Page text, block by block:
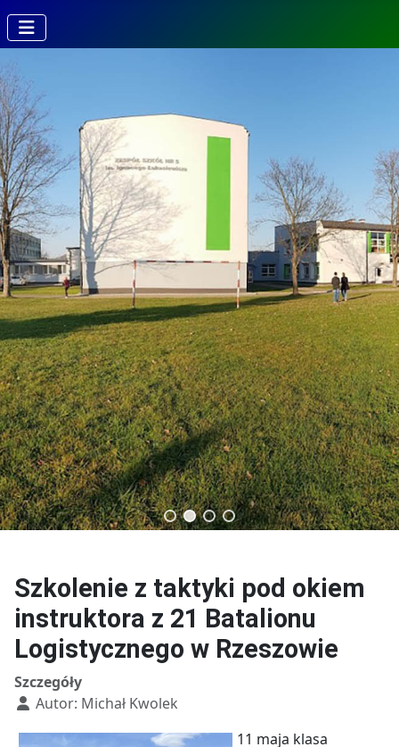
Kierunki w
Technikum
Technik fotografii i
multimediów
Technik budownictwa
Technik usług fryzjerskich
Szkolenie z taktyki pod okiem
instruktora z 21 Batalionu
Logistycznego w Rzeszowie
Szczegóły
Autor: Michał Kwolek
11 maja klasa